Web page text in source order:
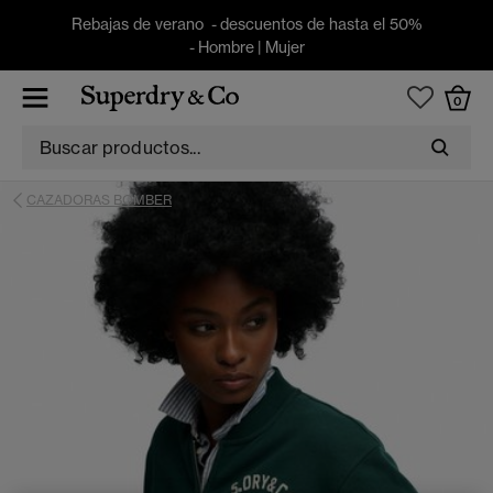
Rebajas de verano - descuentos de hasta el 50%
- Hombre| Mujer
0
CAZADORAS BOMBER